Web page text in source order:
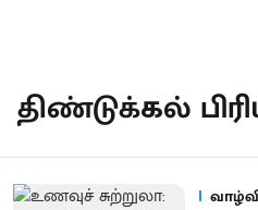
திண்டுக்கல்